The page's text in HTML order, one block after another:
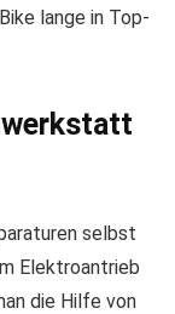
lange in Top-
selbst
Elektroantrieb
die Hilfe von